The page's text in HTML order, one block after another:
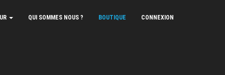
QUI SOMMES NOUS ? BOUTIQUE CONNEXION